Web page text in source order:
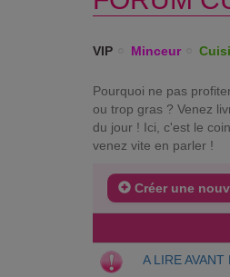
VIP Minceur
Pourquoi ne pas
ou trop gras ? Venez
du jour ! Ici, c'est le
venez vite en parler !
Créer une
A LIRE AVANT